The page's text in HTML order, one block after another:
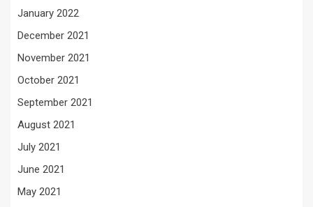
January 2022
December 2021
November 2021
October 2021
September 2021
August 2021
July 2021
June 2021
May 2021